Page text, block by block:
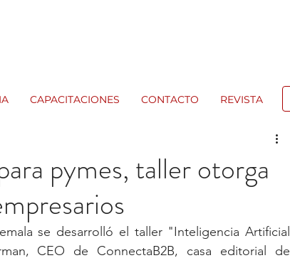
CAPACITACIONES CONTACTO REVISTA
pymes, taller otorga
se desarrolló el taller "Inteligencia Artificial
CEO de ConnectaB2B, casa editorial de